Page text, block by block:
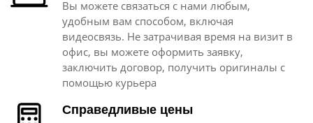
Вы можете связаться с нами любым,
удобным вам способом, включая
видеосвязь. Не затрачивая время на визит в
офис, вы можете оформить заявку,
заключить договор, получить оригиналы с
помощью курьера
Справедливые цены